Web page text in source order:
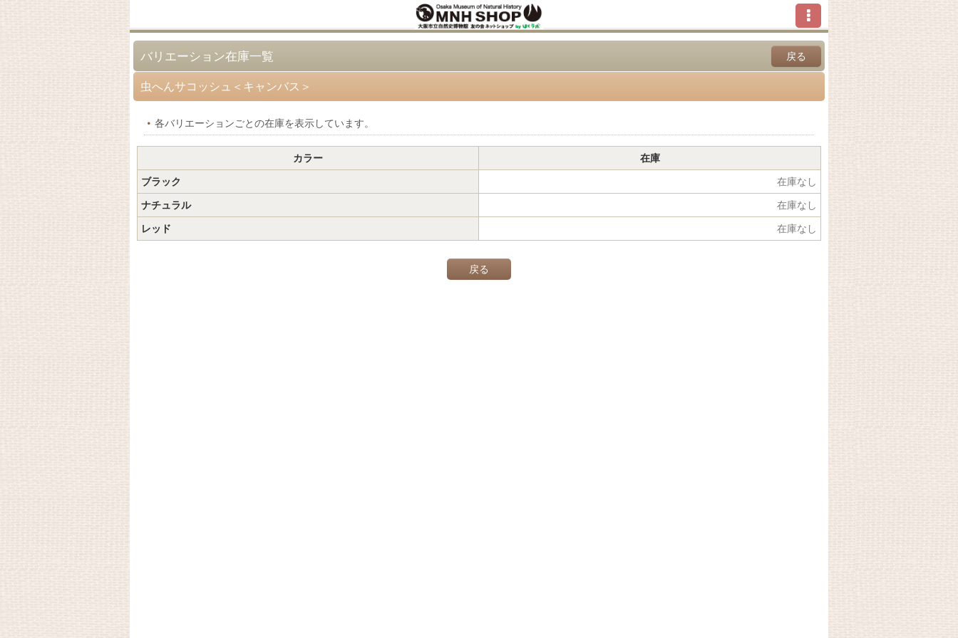
バリエーション在庫一覧 戻る
虫へんサコッシュ＜キャンバス＞
各バリエーションごとの在庫を表示しています。
カラー
在庫
ブラック
在庫なし
ナチュラル
在庫なし
レッド
在庫なし
戻る